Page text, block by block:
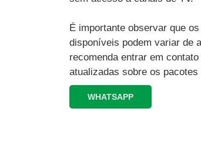
É importante observar que
disponíveis podem variar de
recomenda entrar em
atualizadas sobre os
WHATSAPP